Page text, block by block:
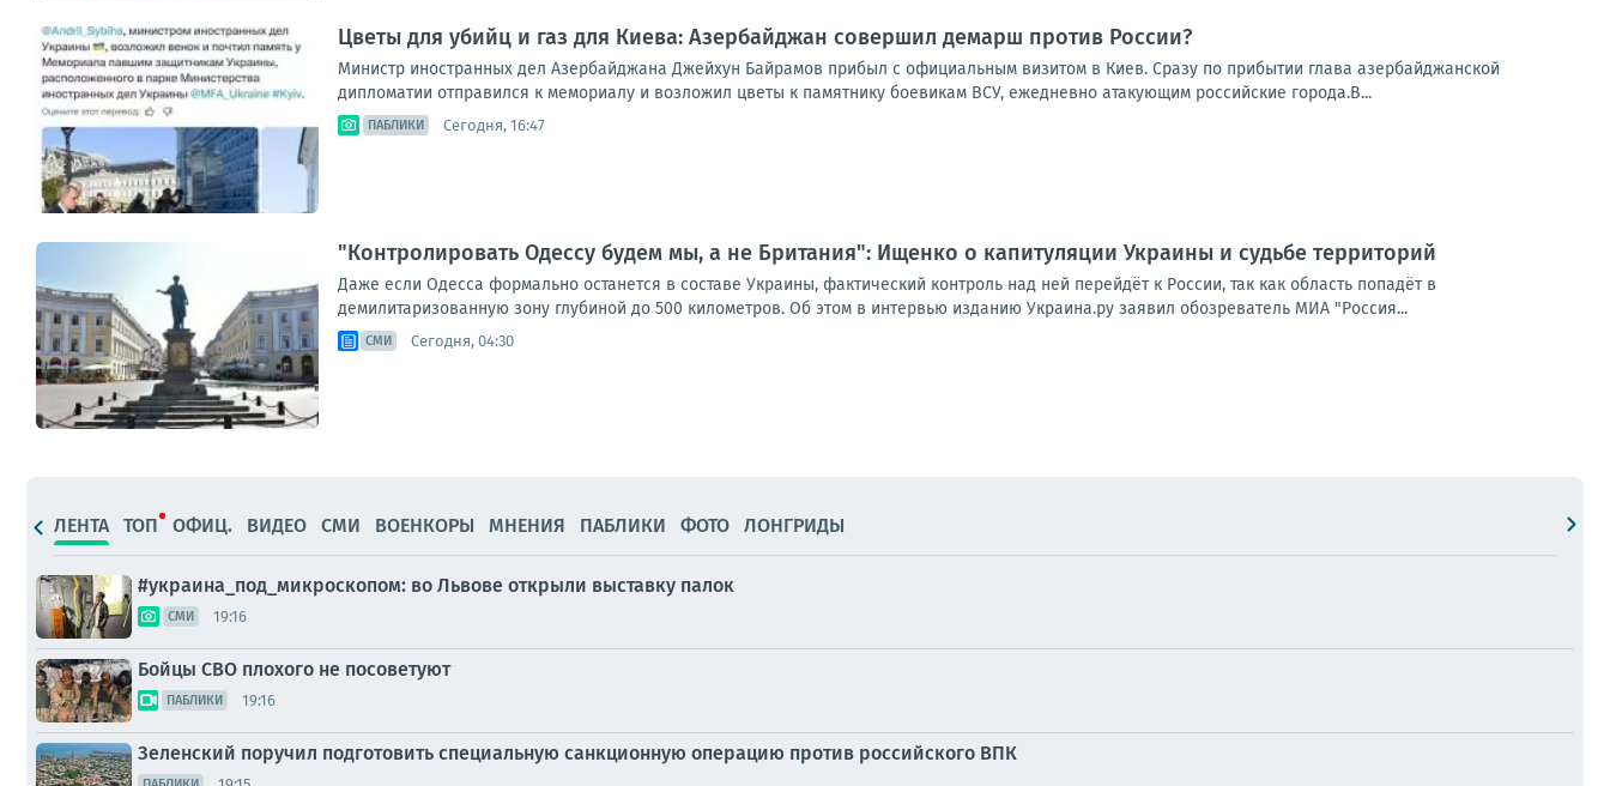
Цветы для убийц и газ для Киева: Азербайджан совершил демарш против России?
Министр иностранных дел Азербайджана Джейхун Байрамов прибыл с официальным визитом в Киев. Сразу по прибытии глава азербайджанской
дипломатии отправился к мемориалу и возложил цветы к памятнику боевикам ВСУ, ежедневно атакующим российские города.В...
ПАБЛИКИ Сегодня, 16:47
"Контролировать Одессу будем мы, а не Британия": Ищенко о капитуляции Украины и судьбе территорий
Даже если Одесса формально останется в составе Украины, фактический контроль над ней перейдёт к России, так как область попадёт в
демилитаризованную зону глубиной до 500 километров. Об этом в интервью изданию Украина.ру заявил обозреватель МИА "Россия...
СМИ Сегодня, 04:30
ЛЕНТА ТОП ОФИЦ. ВИДЕО СМИ ВОЕНКОРЫ МНЕНИЯ ПАБЛИКИ ФОТО ЛОНГРИДЫ
#украина_под_микроскопом: во Львове открыли выставку палок
СМИ 19:16
Бойцы СВО плохого не посоветуют
ПАБЛИКИ 19:16
Зеленский поручил подготовить специальную санкционную операцию против российского ВПК